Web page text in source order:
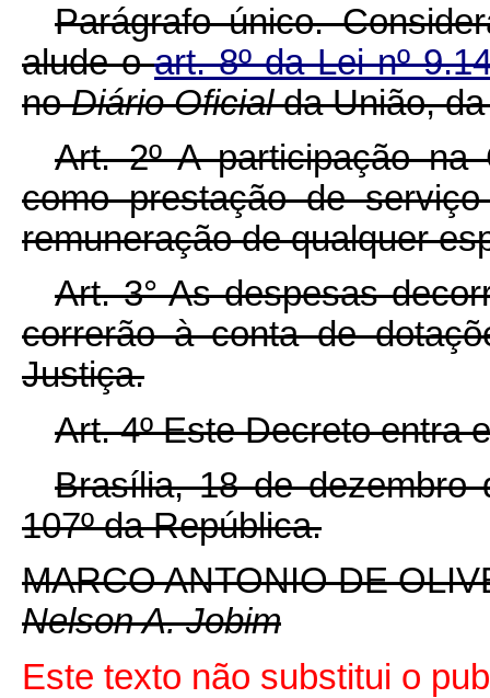
Parágrafo único.
alude oart. 8º da Lei nº
noDiário Oficialda União,
Art. 2º A participação na
como prestação de
remuneração de qualquer
Art. 3° As despesas
correrão à conta de
Justiça.
Art. 4º Este Decreto entra
Brasília, 18 de dezembro
107º da República.
MARCO ANTONIO DE
Nelson A. Jobim
Este texto não substitui o